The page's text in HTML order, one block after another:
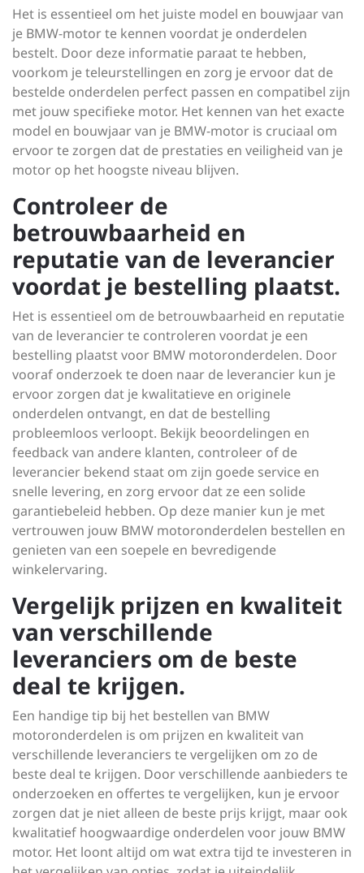
Het is essentieel om het juiste model en bouwjaar van
je BMW-motor te kennen voordat je onderdelen
bestelt. Door deze informatie paraat te hebben,
voorkom je teleurstellingen en zorg je ervoor dat de
bestelde onderdelen perfect passen en compatibel zijn
met jouw specifieke motor. Het kennen van het exacte
model en bouwjaar van je BMW-motor is cruciaal om
ervoor te zorgen dat de prestaties en veiligheid van je
motor op het hoogste niveau blijven.
Controleer de
betrouwbaarheid en
reputatie van de leverancier
voordat je bestelling plaatst.
Het is essentieel om de betrouwbaarheid en reputatie
van de leverancier te controleren voordat je een
bestelling plaatst voor BMW motoronderdelen. Door
vooraf onderzoek te doen naar de leverancier kun je
ervoor zorgen dat je kwalitatieve en originele
onderdelen ontvangt, en dat de bestelling
probleemloos verloopt. Bekijk beoordelingen en
feedback van andere klanten, controleer of de
leverancier bekend staat om zijn goede service en
snelle levering, en zorg ervoor dat ze een solide
garantiebeleid hebben. Op deze manier kun je met
vertrouwen jouw BMW motoronderdelen bestellen en
genieten van een soepele en bevredigende
winkelervaring.
Vergelijk prijzen en kwaliteit
van verschillende
leveranciers om de beste
deal te krijgen.
Een handige tip bij het bestellen van BMW
motoronderdelen is om prijzen en kwaliteit van
verschillende leveranciers te vergelijken om zo de
beste deal te krijgen. Door verschillende aanbieders te
onderzoeken en offertes te vergelijken, kun je ervoor
zorgen dat je niet alleen de beste prijs krijgt, maar ook
kwalitatief hoogwaardige onderdelen voor jouw BMW
motor. Het loont altijd om wat extra tijd te investeren in